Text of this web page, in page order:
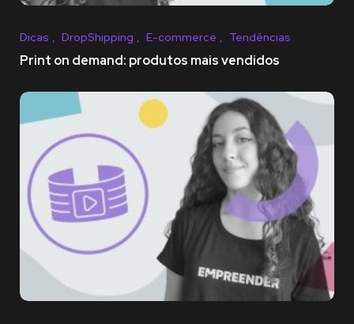
Dicas DropShipping E-commerce Tendências
Print on demand: produtos mais vendidos